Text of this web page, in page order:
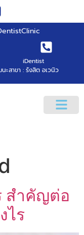
ะ
iDentist
สาขา : รังสิต อเวนิว
สำคัญต่อ
ไร